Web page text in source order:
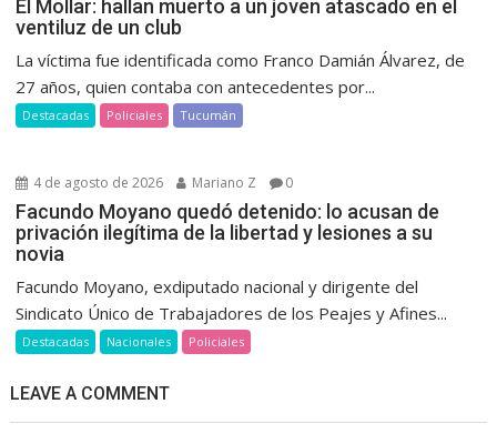
El Mollar: hallan muerto a un joven atascado en el
ventiluz de un club
La víctima fue identificada como Franco Damián Álvarez, de
27 años, quien contaba con antecedentes por...
Destacadas Policiales Tucumán
4 de agosto de 2026 Mariano Z 0
Facundo Moyano quedó detenido: lo acusan de
privación ilegítima de la libertad y lesiones a su
novia
Facundo Moyano, exdiputado nacional y dirigente del
Sindicato Único de Trabajadores de los Peajes y Afines...
Destacadas Nacionales Policiales
LEAVE A COMMENT